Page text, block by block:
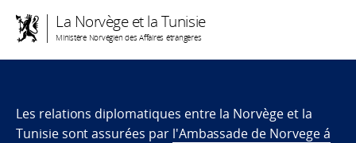
La Norvège et la Tunisie
Ministère Norvégien des Affaires étrangères
Les relations diplomatiques entre la Norvège et la
Tunisie sont assurées par l'Ambassade de Norvege á